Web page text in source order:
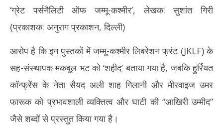
‘ग्रेट पर्सनैलिटी ऑफ जम्मू-कश्मीर’, लेखक: सुशांत गिरी
(प्रकाशक: अनुराग प्रकाशन, दिल्ली)
आरोप है कि इन पुस्तकों में जम्मू-कश्मीर लिबरेशन फ्रंट (JKLF) के
सह-संस्थापक मकबूल भट को ‘शहीद’ बताया गया है, जबकि हुर्रियत
कॉन्फ्रेंस के नेता सैयद अली शाह गिलानी और मीरवाइज उमर
फारूक को प्रभावशाली व्यक्तित्व और घाटी की “आखिरी उम्मीद”
जैसे शब्दों से प्रस्तुत किया गया है।